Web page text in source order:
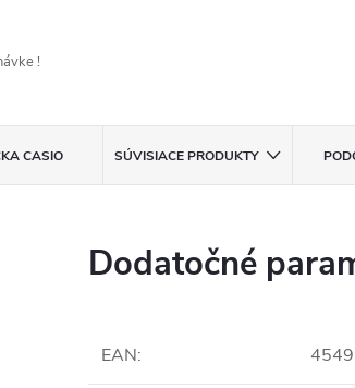
!
CASIO SÚVISIACE PRODUKTY
Dodatočné
EAN: